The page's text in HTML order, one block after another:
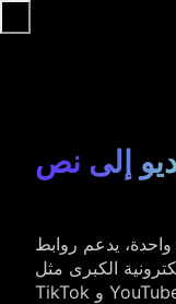
إلى نص
يدعم روابط
الكبرى مثل